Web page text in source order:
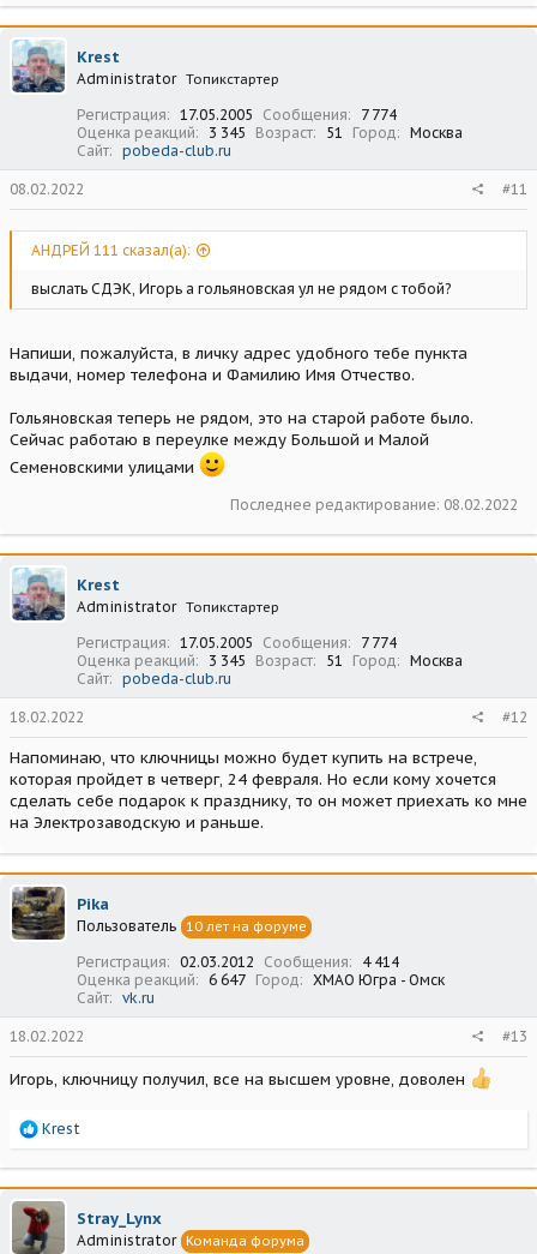
Krest
Administrator Топикстартер
Регистрация 17.05.2005 Сообщения
7 774
Оценка реакций
3 345 Возраст 51 Город
Москва
Сайт
pobeda-club.ru
08.02.2022 #11
АНДРЕЙ 111 сказал(а):
выслать СДЭК, Игорь а гольяновская ул не рядом с тобой?
Напиши, пожалуйста, в личку адрес удобного тебе пункта
выдачи, номер телефона и Фамилию Имя Отчество.
Гольяновская теперь не рядом, это на старой работе было.
Сейчас работаю в переулке между Большой и Малой
Семеновскими улицами
Последнее редактирование: 08.02.2022
Krest
Administrator Топикстартер
Регистрация 17.05.2005 Сообщения
7 774
Оценка реакций
3 345 Возраст 51 Город
Москва
Сайт
pobeda-club.ru
18.02.2022 #12
Напоминаю, что ключницы можно будет купить на встрече,
которая пройдет в четверг, 24 февраля. Но если кому хочется
сделать себе подарок к празднику, то он может приехать ко мне
на Электрозаводскую и раньше.
Pika
Пользователь 10 лет на форуме
Регистрация 02.03.2012 Сообщения
4 414
Оценка реакций
6 647 Город
ХМАО Югра - Омск
Сайт
vk.ru
18.02.2022 #13
Игорь, ключницу получил, все на высшем уровне, доволен
Р
а
к
ц
и
и
Krest
Stray_Lynx
Administrator Команда форума